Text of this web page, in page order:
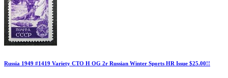
Russia 1949 #1419 Variety CTO H OG 2r Russian Winter Sports HR Issue $25.00!!